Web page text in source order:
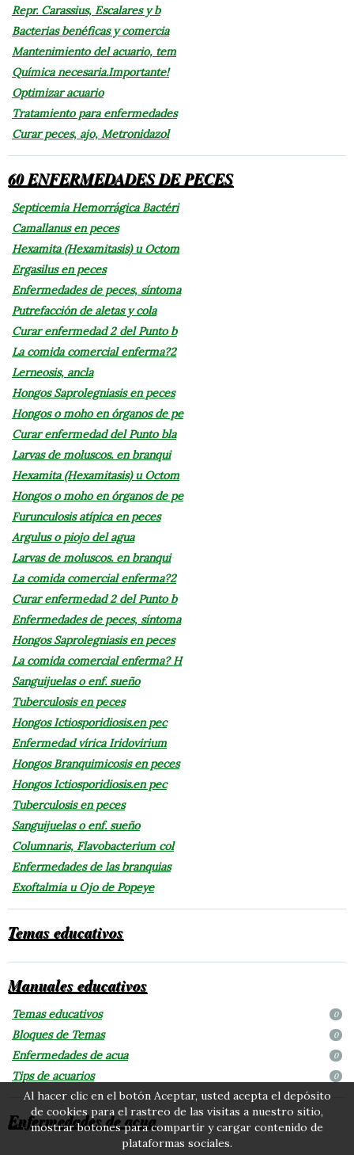
Repr. Carassius, Escalares y b
Bacterias benéficas y comercia
Mantenimiento del acuario, tem
Química necesaria.Importante!
Optimizar acuario
Tratamiento para enfermedades
Curar peces, ajo, Metronidazol
60 ENFERMEDADES DE PECES
Septicemia Hemorrágica Bactéri
Camallanus en peces
Hexamita (Hexamitasis) u Octom
Ergasilus en peces
Enfermedades de peces, síntoma
Putrefacción de aletas y cola
Curar enfermedad 2 del Punto b
La comida comercial enferma?2
Lerneosis, ancla
Hongos Saprolegniasis en peces
Hongos o moho en órganos de pe
Curar enfermedad del Punto bla
Larvas de moluscos. en branqui
Hexamita (Hexamitasis) u Octom
Hongos o moho en órganos de pe
Furunculosis atípica en peces
Argulus o piojo del agua
Larvas de moluscos. en branqui
La comida comercial enferma?2
Curar enfermedad 2 del Punto b
Enfermedades de peces, síntoma
Hongos Saprolegniasis en peces
La comida comercial enferma? H
Sanguijuelas o enf. sueño
Tuberculosis en peces
Hongos Ictiosporidiosis.en pec
Enfermedad vírica Iridovirium
Hongos Branquimicosis en peces
Hongos Ictiosporidiosis.en pec
Tuberculosis en peces
Sanguijuelas o enf. sueño
Columnaris, Flavobacterium col
Enfermedades de las branquias
Exoftalmia u Ojo de Popeye
Temas educativos
Manuales educativos
Temas educativos 0
Bloques de Temas 0
Enfermedades de acua 0
Tips de acuarios 0
Enfermedades de acua
Al hacer clic en el botón Aceptar, usted acepta el depósito
de cookies para el rastreo de las visitas a nuestro sitio,
mostrar botones para compartir y cargar contenido de
plataformas sociales.